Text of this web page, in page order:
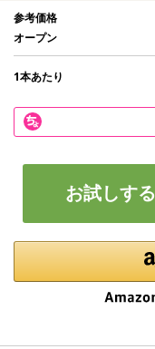
参考価格
オープン
1本あたり
お試しする